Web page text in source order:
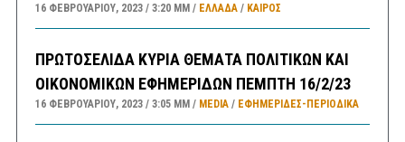
16 ΦΕΒΡΟΥΑΡΊΟΥ, 2023 3:20 ΜΜ ΕΛΛΑΔA/ ΚΑΙΡΌΣ
ΠΡΩΤΟΣΕΛΙΔΑ ΚΥΡΙΑ ΘΕΜΑΤΑ ΠΟΛΙΤΙΚΩΝ ΚΑΙ
ΟΙΚΟΝΟΜΙΚΩΝ ΕΦΗΜΕΡΙΔΩΝ ΠΕΜΠΤΗ 16/2/23
16 ΦΕΒΡΟΥΑΡΊΟΥ, 2023 3:05 ΜΜ MEDIA/ ΕΦΗΜΕΡΊΔΕΣ-ΠΕΡΙΟΔΙΚΆ